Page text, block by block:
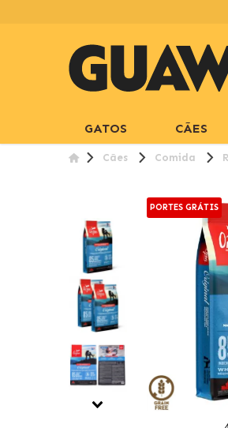
GATOS CÃES
Cães Comida
PORTES GRÁTIS